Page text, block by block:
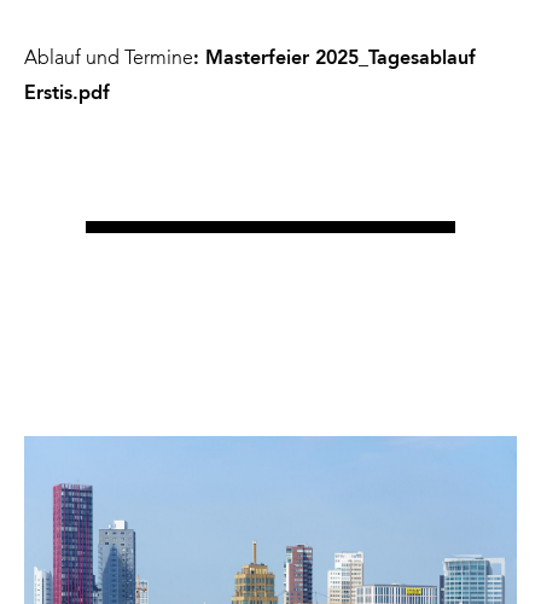
Ablauf und Termine: Masterfeier 2025_Tagesablauf
Erstis.pdf